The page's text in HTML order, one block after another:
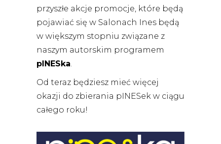
przyszłe akcje promocje, które będą
pojawiać się w Salonach Ines będą
w większym stopniu związane z
naszym autorskim programem
pINESka.
Od teraz będziesz mieć więcej
okazji do zbierania pINESek w ciągu
całego roku!